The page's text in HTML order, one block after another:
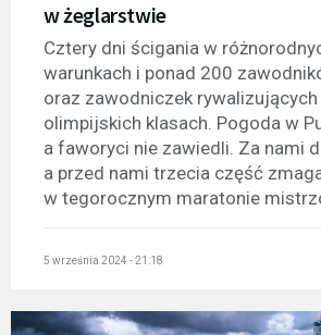
w żeglarstwie
Cztery dni ścigania w
warunkach i ponad 200
oraz zawodniczek
olimpijskich klasach. Pogoda w
a faworyci nie zawiedli. Za nami
a przed nami trzecia część
w tegorocznym maratonie
5 września 2024 - 21:18